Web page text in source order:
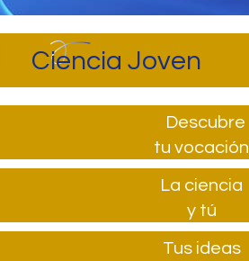
Ciencia Joven
Descubre
tu vocación
La ciencia
y tú
Tus ideas